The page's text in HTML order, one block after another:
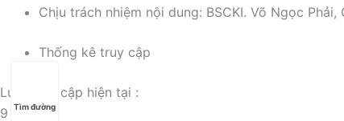
Chịu trách nhiệm nội dung: BSCKI. Võ Ngọc Phải,
Tìm đường
Thống kê truy cập
Lượt truy cập hiện tại :
9